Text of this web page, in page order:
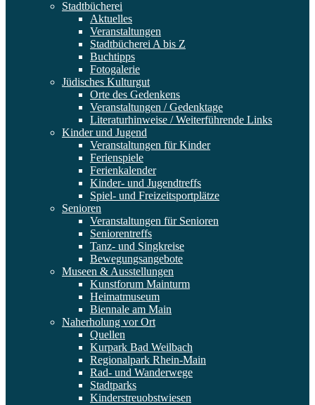
Stadtbücherei
Aktuelles
Veranstaltungen
Stadtbücherei A bis Z
Buchtipps
Fotogalerie
Jüdisches Kulturgut
Orte des Gedenkens
Veranstaltungen / Gedenktage
Literaturhinweise / Weiterführende Links
Kinder und Jugend
Veranstaltungen für Kinder
Ferienspiele
Ferienkalender
Kinder- und Jugendtreffs
Spiel- und Freizeitsportplätze
Senioren
Veranstaltungen für Senioren
Seniorentreffs
Tanz- und Singkreise
Bewegungsangebote
Museen & Ausstellungen
Kunstforum Mainturm
Heimatmuseum
Biennale am Main
Naherholung vor Ort
Quellen
Kurpark Bad Weilbach
Regionalpark Rhein-Main
Rad- und Wanderwege
Stadtparks
Kinderstreuobstwiesen